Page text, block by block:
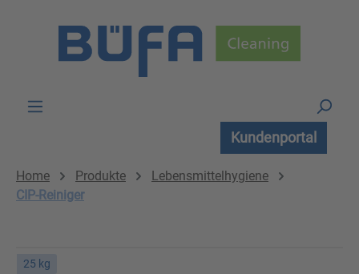
Kundenportal
Home Produkte
Lebensmittelhygiene
CIP-Reiniger
25 kg